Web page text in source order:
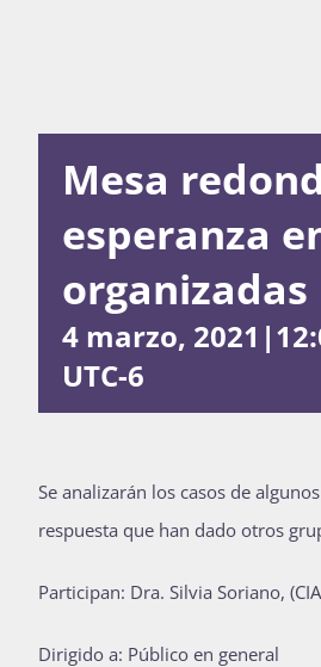
Mesa
esperanza
organizadas
4 marzo,
UTC-6
Se analizarán los casos de
respuesta que han dado otros
Participan: Dra. Silvia Soriano,
Dirigido a: Público en general